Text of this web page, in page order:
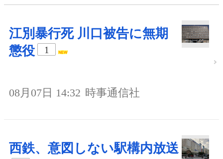
江別暴行死 川口被告に無期
懲役
1
08月07日 14:32 時事通信社
西鉄、意図しない駅構内放送